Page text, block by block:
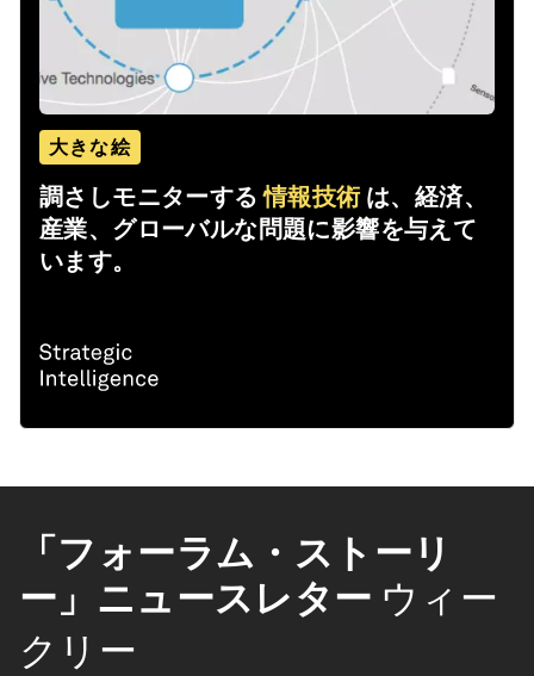
大きな絵
調さしモニターする 情報技術 は、経済、
産業、グローバルな問題に影響を与えて
います。
「フォーラム・ストーリ
ー」ニュースレター ウィー
クリー